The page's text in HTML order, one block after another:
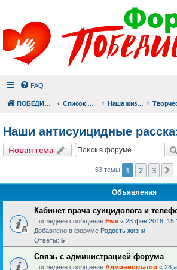
FAQ
ПОБЕДИШЬ.РУ Список форумов Наша жизнь (не всё же о суициде!)
Наши антисуицидные
Новая тема
63 темы 1 2 3
Объявления
Кабинет врача суицидолога и
Последнее сообщение Ewe « 23 фев 2018,
Добавлено в форуме Радость жизни
Ответы: 5
Связь с администрацией форума
Последнее сообщение Администратор « 28